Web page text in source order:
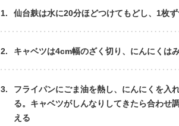
1. 仙台麸は水に20分ほどつけてもどし、1枚
2. キャベツは4cm幅のざく切り、にんにくは
3.
フライパンにごま油を熱し、にんにくを入
る。キャベツがしんなりしてきたら合わせ
える